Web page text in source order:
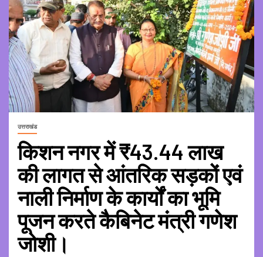
उत्तराखंड
किशन नगर में ₹43.44 लाख
की लागत से आंतरिक सड़कों एवं
नाली निर्माण के कार्यों का भूमि
पूजन करते कैबिनेट मंत्री गणेश
जोशी।